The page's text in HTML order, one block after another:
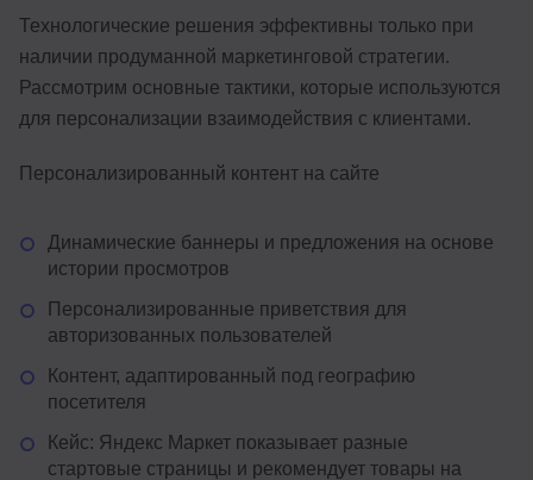
Технологические решения эффективны только при
наличии продуманной маркетинговой стратегии.
Рассмотрим основные тактики, которые используются
для персонализации взаимодействия с клиентами.
Персонализированный контент на сайте
Динамические баннеры и предложения на основе
истории просмотров
Персонализированные приветствия для
авторизованных пользователей
Контент, адаптированный под географию
посетителя
Кейс: Яндекс Маркет показывает разные
стартовые страницы и рекомендует товары на